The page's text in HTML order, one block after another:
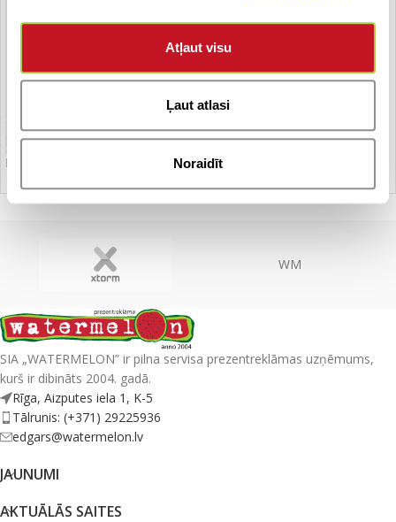
Atļaut visu
Ļaut atlasi
Noraidīt
Polo krekls
WM
SIA „WATERMELON” ir pilna servisa prezentreklāmas uzņēmums,
kurš ir dibināts 2004. gadā.
Rīga, Aizputes iela 1, K-5
Tālrunis: (+371) 29225936
edgars@watermelon.lv
JAUNUMI
AKTUĀLĀS SAITES